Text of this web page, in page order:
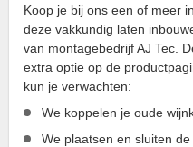
Koop je bij ons een of meer
deze vakkundig laten
van montagebedrijf AJ Tec.
extra optie op de
kun je verwachten:
We koppelen je oude
We plaatsen en sluiten